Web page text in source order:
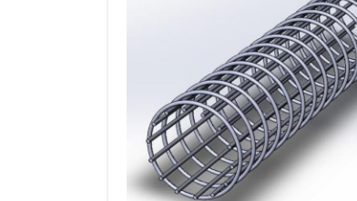
Производство
Штакетник
Черный металлопрокат
Нержавеющий металлопрокат